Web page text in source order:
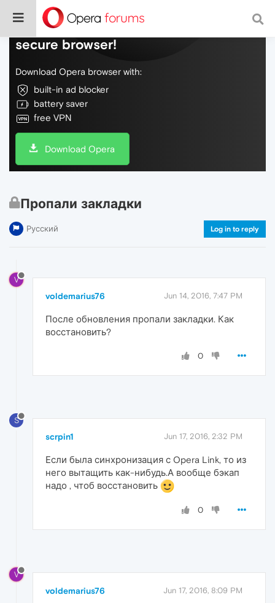
Do more on the web, with a fast and
secure browser!
Download Opera browser with:
built-in ad blocker
battery saver
free VPN
Download Opera
Пропали закладки
Русский Log in to reply
V
voldemarius76 Jun 14, 2016, 7:47 PM
После обновления пропали закладки. Как
восстановить?
0
S
scrpin1 Jun 17, 2016, 2:32 PM
Если была синхронизация с Opera Link, то из
него вытащить как-нибудь.А вообще бэкап
надо , чтоб восстановить
0
V
voldemarius76 Jun 17, 2016, 8:09 PM